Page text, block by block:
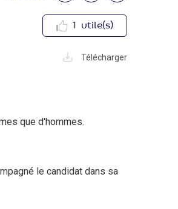
1 utile(s)
Télécharger
que d'hommes.
le candidat dans sa